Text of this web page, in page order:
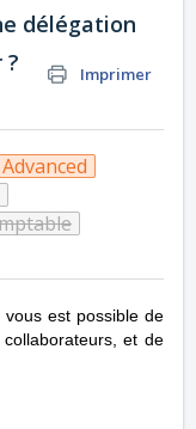
délégation
?
Imprimer
Advanced
est possible de
et de